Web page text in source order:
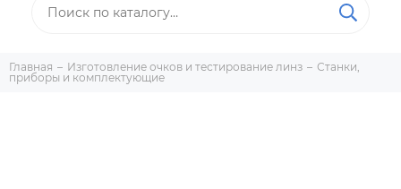
Главная Изготовление очков и тестирование линз
Станки,
приборы и комплектующие